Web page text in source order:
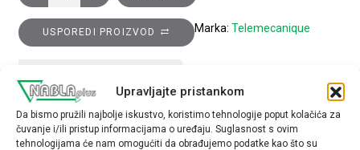
Upravljajte pristankom
Da bismo pružili najbolje iskustvo, koristimo tehnologije poput kolačića za
čuvanje i/ili pristup informacijama o uređaju. Suglasnost s ovim
tehnologijama će nam omogućiti da obrađujemo podatke kao što su
USPOREDI PROIZVOD Marka: Telemecanique
TEHNIČKE SPECIFIKACIJE